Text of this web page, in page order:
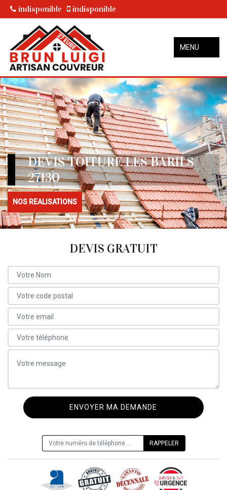
indisponible indisponible
MENU
DEVIS TOITURE LES BARILS
27130
NOS REALISATIONS
DEVIS GRATUIT